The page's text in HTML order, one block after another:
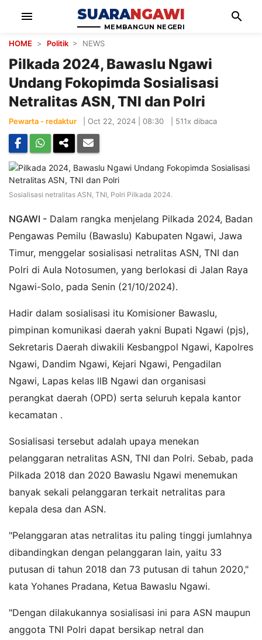
menu SUARANGAWI
MEMBANGUN NEGERI
search
HOME > Politik > NEWS
Pilkada 2024, Bawaslu Ngawi
Undang Fokopimda Sosialisasi
Netralitas ASN, TNI dan Polri
Pewarta - redaktur Oct 22, 2024 | 08:30 511x dibaca
Sosialisasi netralitas ASN, TNI, Polri Pilkada 2024.
NGAWI - Dalam rangka menjelang Pilkada 2024, Badan
Pengawas Pemilu (Bawaslu) Kabupaten Ngawi, Jawa
Timur, menggelar sosialisasi netralitas ASN, TNI dan
Polri di Aula Notosumen, yang berlokasi di Jalan Raya
Ngawi-Solo, pada Senin (21/10/2024).
Hadir dalam sosialisasi itu Komisioner Bawaslu,
pimpinan komunikasi daerah yakni Bupati Ngawi (pjs),
Sekretaris Daerah diwakili Kesbangpol Ngawi, Kapolres
Ngawi, Dandim Ngawi, Kejari Ngawi, Pengadilan
Ngawi, Lapas kelas llB Ngawi dan organisasi
perangkat daerah (OPD) serta seluruh kepala kantor
kecamatan .
Sosialisasi tersebut adalah upaya menekan
pelanggaran netralitas ASN, TNI dan Polri. Sebab, pada
Pilkada 2018 dan 2020 Bawaslu Ngawi menemukan
banyak sekali pelanggaran terkait netralitas para
kepala desa dan ASN.
"Pelanggaran atas netralitas itu paling tinggi jumlahnya
dibandingkan dengan pelanggaran lain, yaitu 33
putusan di tahun 2018 dan 73 putusan di tahun 2020,"
kata Yohanes Pradana, Ketua Bawaslu Ngawi.
"Dengan dilakukannya sosialisasi ini para ASN maupun
anggota TNI Polri dapat bersikap netral dan